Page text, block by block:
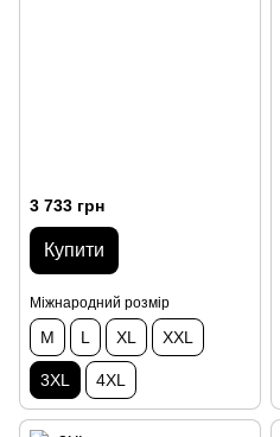
3 733 грн
Купити
Міжнародний розмір
M L XL XXL
3XL 4XL